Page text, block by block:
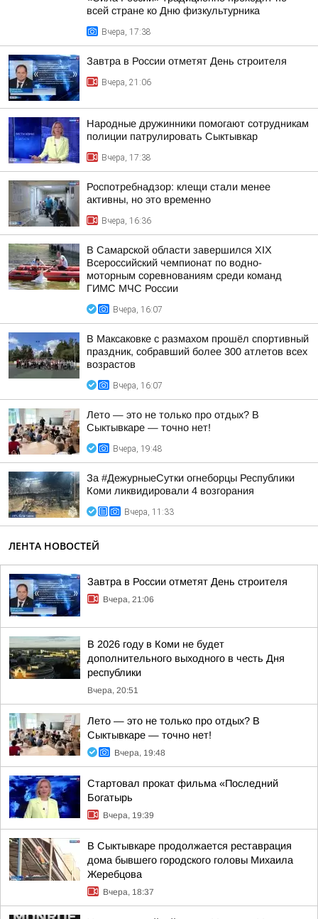
всей стране ко Дню физкультурника
Вчера, 17:38
Завтра в России отметят День строителя
Вчера, 21:06
Народные дружинники помогают сотрудникам
полиции патрулировать Сыктывкар
Вчера, 17:38
Роспотребнадзор: клещи стали менее
активны, но это временно
Вчера, 16:36
В Самарской области завершился XIХ
Всероссийский чемпионат по водно-
моторным соревнованиям среди команд
ГИМС МЧС России
Вчера, 16:07
В Максаковке с размахом прошёл спортивный
праздник, собравший более 300 атлетов всех
возрастов
Вчера, 16:07
Лето — это не только про отдых? В
Сыктывкаре — точно нет!
Вчера, 19:48
За #ДежурныеСутки огнеборцы Республики
Коми ликвидировали 4 возгорания
Вчера, 11:33
ЛЕНТА НОВОСТЕЙ
Завтра в России отметят День строителя
Вчера, 21:06
В 2026 году в Коми не будет
дополнительного выходного в честь Дня
республики
Вчера, 20:51
Лето — это не только про отдых? В
Сыктывкаре — точно нет!
Вчера, 19:48
Стартовал прокат фильма «Последний
Богатырь
Вчера, 19:39
В Сыктывкаре продолжается реставрация
дома бывшего городского головы Михаила
Жеребцова
Вчера, 18:37